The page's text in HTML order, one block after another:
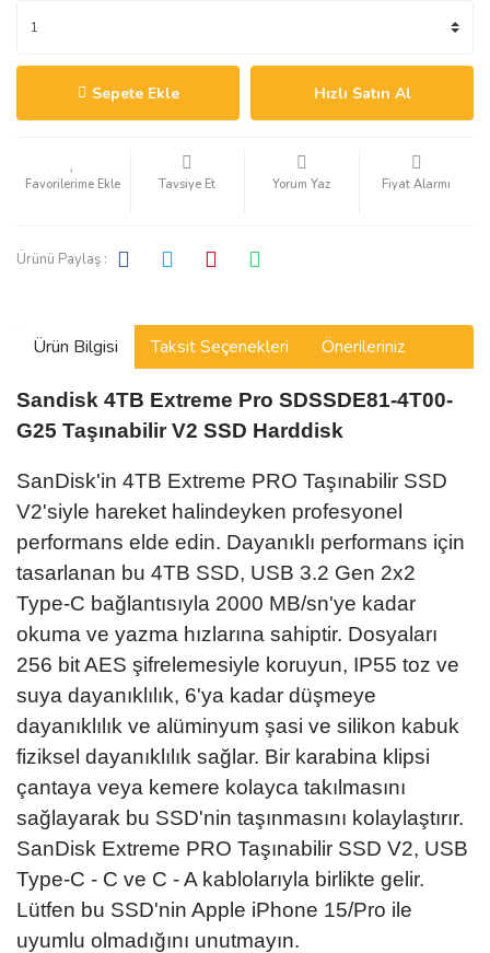
Sepete Ekle Hızlı Satın Al
Tavsiye Et Yorum Yaz Fiyat Alarmı
Ürünü Paylaş :
Ürün Bilgisi Taksit Seçenekleri Önerileriniz
Sandisk 4TB Extreme Pro SDSSDE81-4T00-
G25 Taşınabilir V2 SSD Harddisk
SanDisk'in 4TB Extreme PRO Taşınabilir SSD
V2'siyle hareket halindeyken profesyonel
performans elde edin. Dayanıklı performans için
tasarlanan bu 4TB SSD, USB 3.2 Gen 2x2
Type-C bağlantısıyla 2000 MB/sn'ye kadar
okuma ve yazma hızlarına sahiptir. Dosyaları
256 bit AES şifrelemesiyle koruyun, IP55 toz ve
suya dayanıklılık, 6'ya kadar düşmeye
dayanıklılık ve alüminyum şasi ve silikon kabuk
fiziksel dayanıklılık sağlar. Bir karabina klipsi
çantaya veya kemere kolayca takılmasını
sağlayarak bu SSD'nin taşınmasını kolaylaştırır.
SanDisk Extreme PRO Taşınabilir SSD V2, USB
Type-C - C ve C - A kablolarıyla birlikte gelir.
Lütfen bu SSD'nin Apple iPhone 15/Pro ile
uyumlu olmadığını unutmayın.